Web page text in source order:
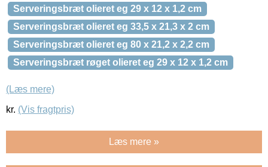
Serveringsbræt olieret eg 29 x 12 x 1,2 cm
Serveringsbræt olieret eg 33,5 x 21,3 x 2 cm
Serveringsbræt olieret eg 80 x 21,2 x 2,2 cm
Serveringsbræt røget olieret eg 29 x 12 x 1,2 cm
(Læs mere)
kr. (Vis fragtpris)
Læs mere »